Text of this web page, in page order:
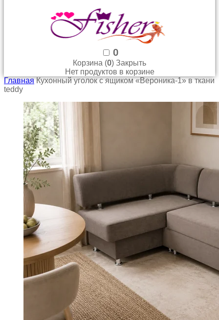
0
Корзина (0) Закрыть
Нет продуктов в корзине
Главная Кухонный уголок с ящиком «Вероника-1» в ткани
teddy